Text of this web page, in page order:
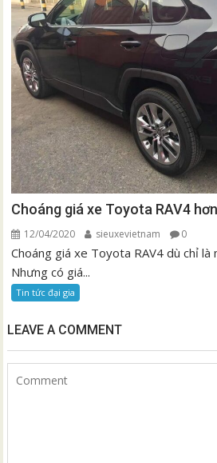
Choáng giá xe Toyota RAV4
12/04/2020 sieuxevietnam 0
Choáng giá xe Toyota RAV4 dù chỉ là
Nhưng có giá...
Tin tức đại gia
LEAVE A COMMENT